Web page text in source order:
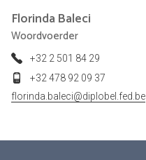
Florinda Baleci
Woordvoerder
+32 2 501 84 29
+32 478 92 09 37
florinda.baleci@diplobel.fed.be